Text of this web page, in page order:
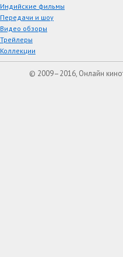
Индийские фильмы
Передачи и шоу
Видео обзоры
Трейлеры
Коллекции
© 2009–2016, Онлайн